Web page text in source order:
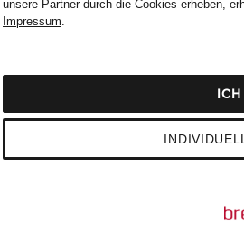
unsere Partner durch die Cookies erheben,
Impressum.